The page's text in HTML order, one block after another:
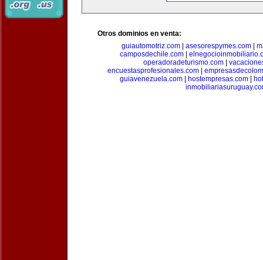
Otros dominios en venta:
guiautomotriz.com
asesorespymes.com
camposdechile.com
operadoradeturismo.com
encuestasprofesionales.com|
guiavenezuela.com| hostempresas.com|